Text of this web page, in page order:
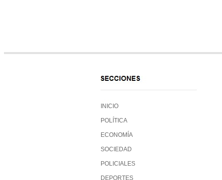
INICIO
POLÍTICA
ECONOMÍA
SOCIEDAD
POLICIALES
DEPORTES